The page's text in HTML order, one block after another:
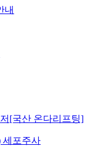
내
[국산 온다리프팅]
세포주사